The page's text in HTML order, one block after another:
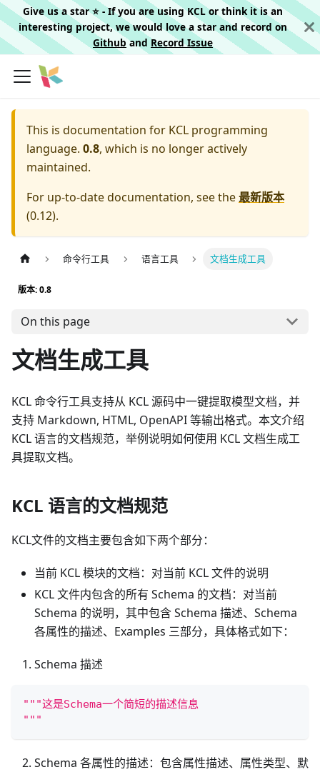
Give us a star ⭐️ - If you are using KCL or think it is an
interesting project, we would love a star and record on
Githuband Record Issue
This is documentation for KCL programming
language. 0.8, which is no longer actively
maintained.
For up-to-date documentation, see the最新版本
(0.12).
命令行工具 语言工具 文档生成工具
版本: 0.8
On this page
文档生成工具
KCL 命令行工具支持从 KCL 源码中一键提取模型文档，并
支持 Markdown, HTML, OpenAPI 等输出格式。本文介绍
KCL 语言的文档规范，举例说明如何使用 KCL 文档生成工
具提取文档。
KCL 语言的文档规范
KCL文件的文档主要包含如下两个部分：
当前 KCL 模块的文档：对当前 KCL 文件的说明
KCL 文件内包含的所有 Schema 的文档：对当前
Schema 的说明，其中包含 Schema 描述、Schema
各属性的描述、Examples 三部分，具体格式如下：
Schema 描述
"""这是Schema一个简短的描述信息
"""
Schema 各属性的描述：包含属性描述、属性类型、默